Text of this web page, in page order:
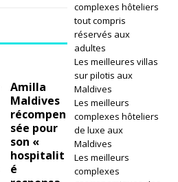
s
a
Amilla
Maldives
récompen
sée pour
son «
hospitalit
é
complexes hôteliers
tout compris
réservés aux
adultes
Les meilleures villas
sur pilotis aux
Maldives
Les meilleurs
complexes hôteliers
de luxe aux
Maldives
Les meilleurs
complexes